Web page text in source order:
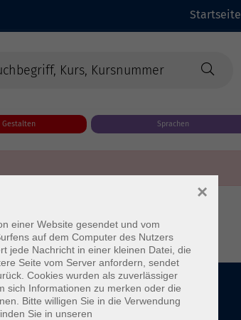
Startseite
Gestalten Sprachen
Startseite
einer Website gesendet und vom
auf dem Computer des Nutzers
jede Nachricht in einer kleinen Datei, die
Seite vom Server anfordern, sendet
Cookies wurden als zuverlässiger
sich Informationen zu merken oder die
Bitte willigen Sie in die Verwendung
Sie in unseren
×